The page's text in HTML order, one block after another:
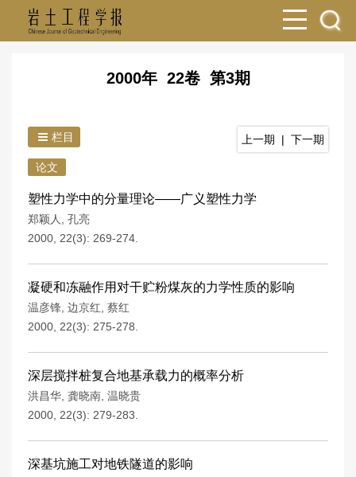
2000年 22卷 第3期
栏目 上一期 | 下一期
论文
塑性力学中的分量理论——广义塑性力学
郑颖人
孔亮
2000, 22(3): 269-274.
凝硬和冻融作用对干贮粉煤灰的力学性质的影响
温彦锋 边京红 蔡红
2000, 22(3): 275-278.
深层搅拌桩复合地基承载力的概率分析
洪昌华 龚晓南 温晓贵
2000, 22(3): 279-283.
深基坑施工对地铁隧道的影响